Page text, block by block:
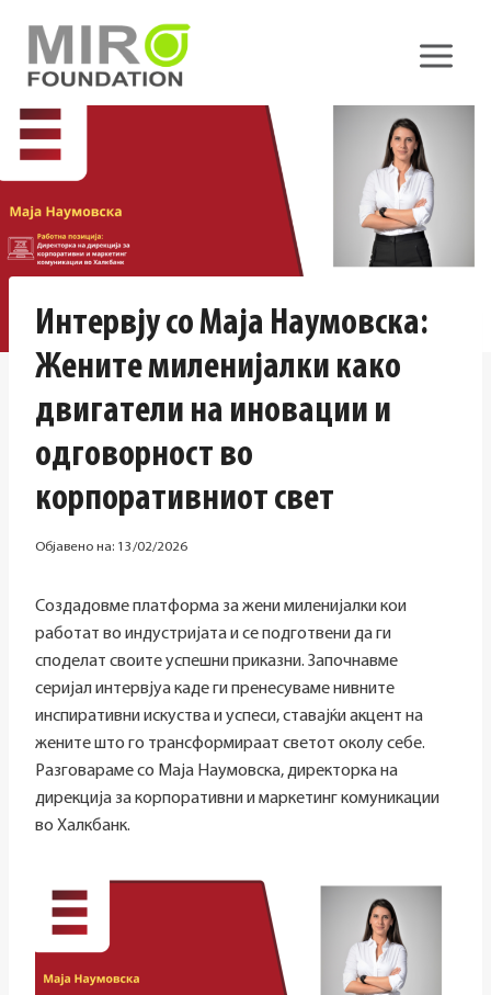
content
Интервју со Маја Наумовска:
Жените миленијалки како
двигатели на иновации и
одговорност во
корпоративниот свет
Објавено на: 13/02/2026
Создадовме платформа за жени миленијалки кои
работат во индустријата и се подготвени да ги
споделат своите успешни приказни. Започнавме
серијал интервјуа каде ги пренесуваме нивните
инспиративни искуства и успеси, ставајќи акцент на
жените што го трансформираат светот околу себе.
Разговараме со Маја Наумовска, директорка на
дирекција за корпоративни и маркетинг комуникации
во Халкбанк.